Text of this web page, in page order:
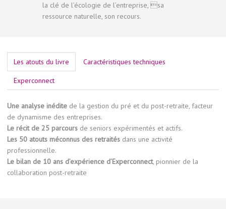
la clé de l’écologie de l’entreprise, sa
ressource naturelle, son recours.
Les atouts du livre Caractéristiques techniques
Experconnect
Une analyse inédite de la gestion du pré et du post-retraite, facteur
de dynamisme des entreprises.
Le récit de 25 parcours de seniors expérimentés et actifs.
Les 50 atouts méconnus des retraités dans une activité
professionnelle.
Le bilan de 10 ans d’expérience d’Experconnect, pionnier de la
collaboration post-retraite